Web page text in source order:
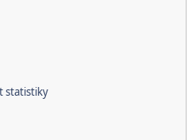
statistiky